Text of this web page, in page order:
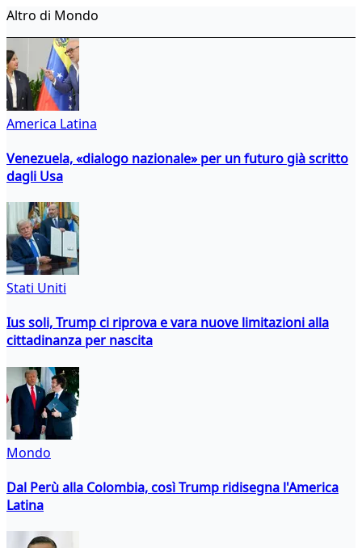
Altro di Mondo
America Latina
Venezuela, «dialogo nazionale» per un futuro già scritto
dagli Usa
Stati Uniti
Ius soli, Trump ci riprova e vara nuove limitazioni alla
cittadinanza per nascita
Mondo
Dal Perù alla Colombia, così Trump ridisegna l'America
Latina